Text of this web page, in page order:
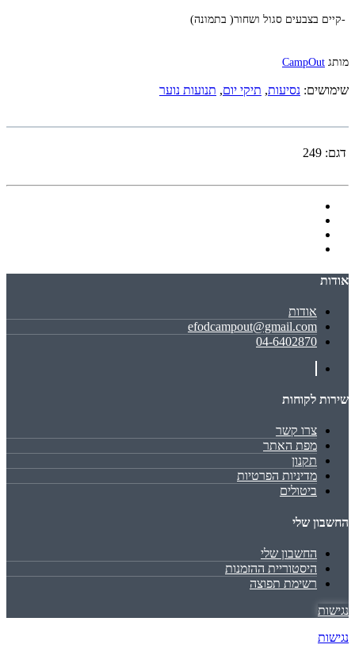
-קיים בצבעים סגול ושחור) בתמונה(
מותג CampOut
שימושים: נסיעות, תיקי יום, תנועות נוער
דגם: 249
אודות
אודות
efodcampout@gmail.com
04-6402870
שירות לקוחות
צרו קשר
מפת האתר
תקנון
מדיניות הפרטיות
ביטולים
החשבון שלי
החשבון שלי
היסטוריית ההזמנות
רשימת תפוצה
נגישות
נגישות